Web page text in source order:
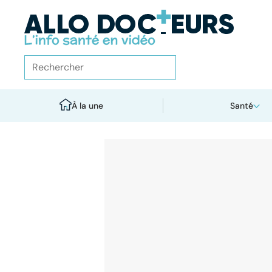
À la une Santé